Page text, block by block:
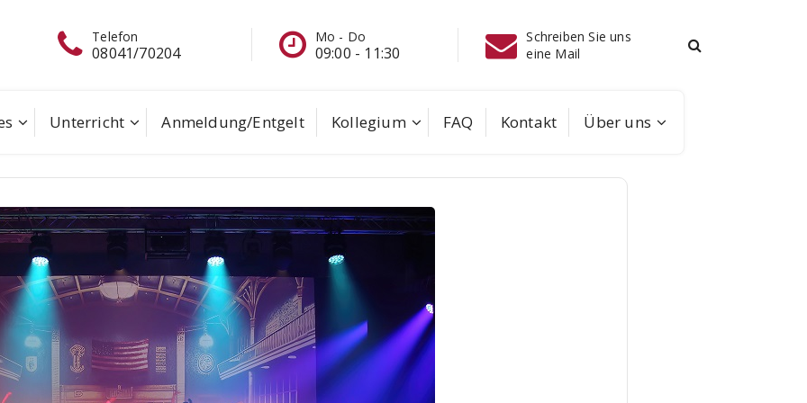
Telefon
08041/70204
Mo - Do
09:00 - 11:30
Schreiben Sie uns
eine Mail
Instagram
Unterricht Anmeldung/Entgelt Kollegium FAQ Kontakt Über uns